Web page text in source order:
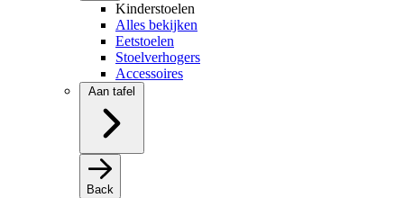
Kinderstoelen
Alles bekijken
Eetstoelen
Stoelverhogers
Accessoires
Aan tafel
Back